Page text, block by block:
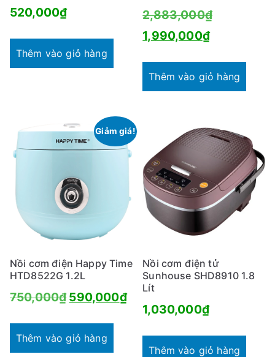
520,000₫
Thêm vào giỏ hàng
2,883,000₫Giá
1,990,000₫Giá
tại
Thêm vào giỏ hàng
Giảm giá!
Nồi cơm điện Happy Time
HTD8522G 1.2L
750,000₫Giá
là:
590,000₫Giá
hiện
Thêm vào giỏ hàng
Nồi cơm điện tử
Sunhouse SHD8910 1.8
Lít
1,030,000₫
Thêm vào giỏ hàng